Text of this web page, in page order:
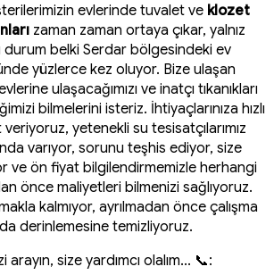
evlerinde tuvalet ve klozet
zaman zaman ortaya çıkar, yalnız
durum belki Serdar bölgesindeki ev
yüzlerce kez oluyor. Bize ulaşan
ulaşacağımızı ve inatçı tıkanıkları
bilmelerini isteriz. İhtiyaçlarınıza hızlı
yetenekli su tesisatçılarımız
varıyor, sorunu teşhis ediyor, size
ve ön fiyat bilgilendirmemizle herhangi
önce maliyetleri bilmenizi sağlıyoruz.
kalmıyor, ayrılmadan önce çalışma
da derinlemesine temizliyoruz.
arayın, size yardımcı olalım... 📞: